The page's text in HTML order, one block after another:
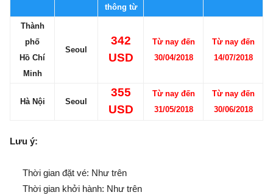
thông từ
Thành
phố
Hồ Chí
Minh
Seoul
342
USD
Từ nay đến
30/04/2018
Từ nay đến
14/07/2018
Hà Nội Seoul
355
USD
Từ nay đến
31/05/2018
Từ nay đến
30/06/2018
Lưu ý:
Thời gian đặt vé: Như trên
Thời gian khởi hành: Như trên